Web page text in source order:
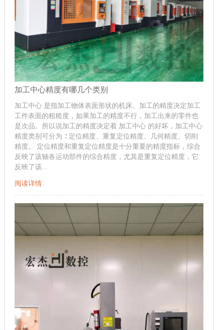
加工中心精度有哪几个类别
加工中心 是指加工物体表面形状的机床。加工的精度决定加工
工件表面的粗糙度，如果加工的精度不行，加工出来的零件也
是次品。所以说加工的精度决定着 加工中心 的好坏，加工中心
精度类别可分为 ∶ 定位精度、重复定位精度、几何精度、切削
精度。 定位精度和重复定位精度是十分重要的精度指标，综合
反映了该轴各运动部件的综合精度，尤其是重复定位精度，它
反映了该...
阅读详情